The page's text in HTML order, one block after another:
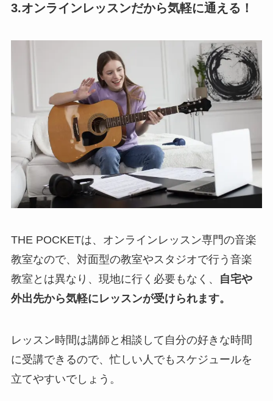
3.オンラインレッスンだから気軽に通える！
THE POCKETは、オンラインレッスン専門の音楽
教室なので、対面型の教室やスタジオで行う音楽
教室とは異なり、現地に行く必要もなく、
自宅や
外出先から気軽にレッスンが受けられます。
レッスン時間は講師と相談して自分の好きな時間
に受講できるので、忙しい人でもスケジュールを
立てやすいでしょう。